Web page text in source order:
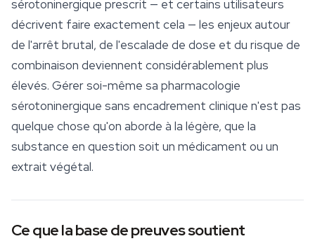
sérotoninergique prescrit — et certains utilisateurs
décrivent faire exactement cela — les enjeux autour
de l'arrêt brutal, de l'escalade de dose et du risque de
combinaison deviennent considérablement plus
élevés. Gérer soi-même sa pharmacologie
sérotoninergique sans encadrement clinique n'est pas
quelque chose qu'on aborde à la légère, que la
substance en question soit un médicament ou un
extrait végétal.
Ce que la base de preuves soutient